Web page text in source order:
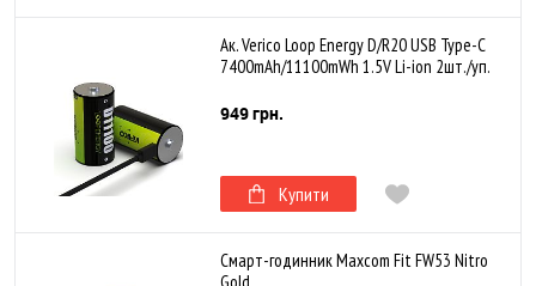
Ак. Verico Loop Energy D/R20 USB Type-С
7400mAh/11100mWh 1.5V Li-ion 2шт./уп.
949 грн.
Купити
Смарт-годинник Maxcom Fit FW53 Nitro